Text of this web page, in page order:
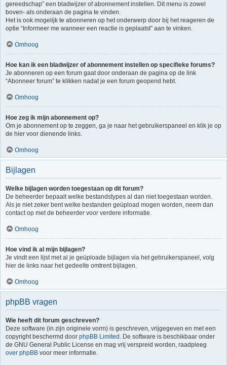
gereedschap” een bladwijzer of abonnement instellen. Dit menu is zowel
boven- als onderaan de pagina te vinden.
Het is ook mogelijk te abonneren op het onderwerp door bij het reageren de
optie “Informeer me wanneer een reactie is geplaatst” aan te vinken.
Omhoog
Hoe kan ik een bladwijzer of abonnement instellen op specifieke forums?
Je abonneren op een forum gaat door onderaan de pagina op de link
“Abonneer forum” te klikken nadat je een forum geopend hebt.
Omhoog
Hoe zeg ik mijn abonnement op?
Om je abonnement op te zeggen, ga je naar het gebruikerspaneel en klik je op
de hier voor dienende links.
Omhoog
Bijlagen
Welke bijlagen worden toegestaan op dit forum?
De beheerder bepaalt welke bestandstypes al dan niet toegestaan worden.
Als je niet zeker bent welke bestanden geüpload mogen worden, neem dan
contact op met de beheerder voor verdere informatie.
Omhoog
Hoe vind ik al mijn bijlagen?
Je vindt een lijst met al je geüploade bijlagen via het gebruikerspaneel, volg
hier de links naar het gedeelte omtrent bijlagen.
Omhoog
phpBB vragen
Wie heeft dit forum geschreven?
Deze software (in zijn originele vorm) is geschreven, vrijgegeven en met een
copyright beschermd door phpBB Limited . De software is beschikbaar onder
de GNU General Public License en mag vrij verspreid worden, raadpleeg
over phpBB voor meer informatie.